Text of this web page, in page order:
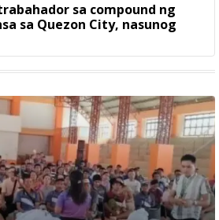
sa compound ng
sa Quezon City, nasunog